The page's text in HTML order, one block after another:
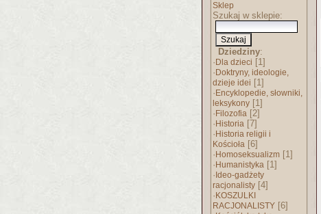
Sklep
Szukaj w sklepie:
Dziedziny:
· Dla dzieci [1]
· Doktryny, ideologie,
dzieje idei [1]
· Encyklopedie, słowniki,
leksykony [1]
· Filozofia [2]
· Historia [7]
· Historia religii i
Kościoła [6]
· Homoseksualizm [1]
· Humanistyka [1]
· Ideo-gadżety
racjonalisty [4]
· KOSZULKI
RACJONALISTY [6]